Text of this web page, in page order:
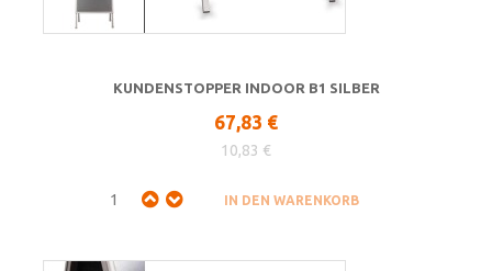
KUNDENSTOPPER INDOOR B1 SILBER
67,83 €
10,83 €